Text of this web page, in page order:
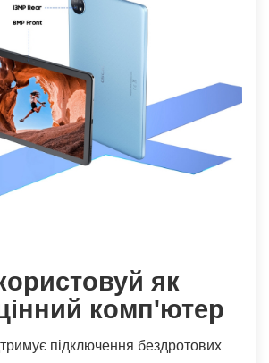
як
комп'ютер
підключення бездротових